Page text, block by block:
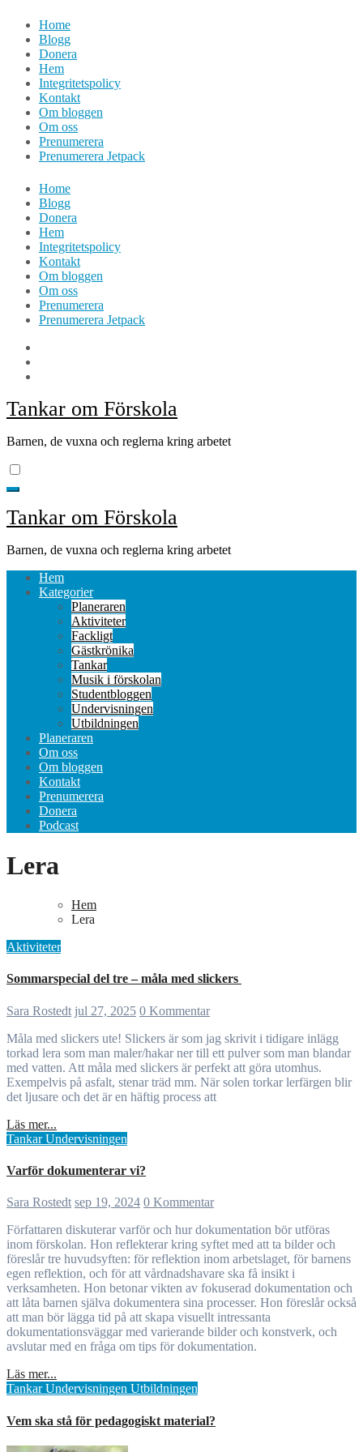
Hoppa
innehåll
Home
Blogg
Donera
Hem
Integritetspolicy
Kontakt
Om bloggen
Om oss
Prenumerera
Prenumerera Jetpack
Home
Blogg
Donera
Hem
Integritetspolicy
Kontakt
Om bloggen
Om oss
Prenumerera
Prenumerera Jetpack
Tankar om Förskola
Barnen, de vuxna och reglerna kring arbetet
Tankar om Förskola
Barnen, de vuxna och reglerna kring arbetet
Hem
Kategorier
Planeraren
Aktiviteter
Fackligt
Gästkrönika
Tankar
Musik i förskolan
Studentbloggen
Undervisningen
Utbildningen
Planeraren
Om oss
Om bloggen
Kontakt
Prenumerera
Donera
Podcast
Lera
Hem
Lera
Aktiviteter
Sommarspecial del tre – måla med slickers
Sara Rostedt jul 27, 2025 0 Kommentar
Måla med slickers ute! Slickers är som jag skrivit i tidigare inlägg
torkad lera som man maler/hakar ner till ett pulver som man blandar
med vatten. Att måla med slickers är perfekt att göra utomhus.
Exempelvis på asfalt, stenar träd mm. När solen torkar lerfärgen blir
det ljusare och det är en häftig process att
Läs mer...
TankarUndervisningen
Varför dokumenterar vi?
Sara Rostedt sep 19, 2024 0 Kommentar
Författaren diskuterar varför och hur dokumentation bör utföras
inom förskolan. Hon reflekterar kring syftet med att ta bilder och
föreslår tre huvudsyften: för reflektion inom arbetslaget, för barnens
egen reflektion, och för att vårdnadshavare ska få insikt i
verksamheten. Hon betonar vikten av fokuserad dokumentation och
att låta barnen själva dokumentera sina processer. Hon föreslår också
att man bör lägga tid på att skapa visuellt intressanta
dokumentationsväggar med varierande bilder och konstverk, och
avslutar med en fråga om tips för dokumentation.
Läs mer...
TankarUndervisningen Utbildningen
Vem ska stå för pedagogiskt material?